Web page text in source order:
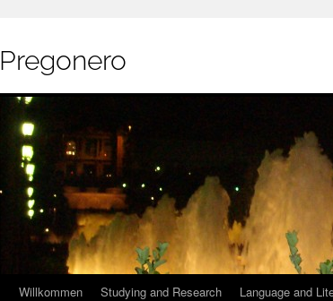
Pregonero
Skip
Willkommen Studying and Research Language and